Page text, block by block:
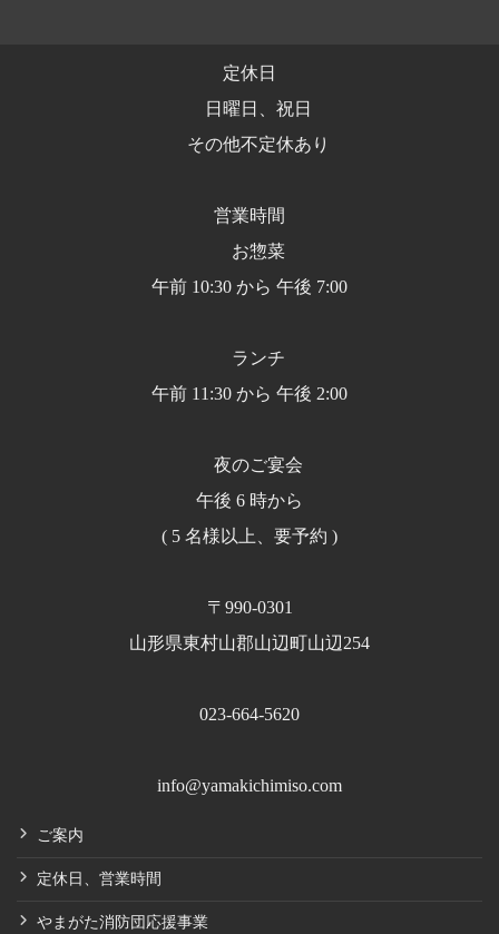
定休日
日曜日、祝日
その他不定休あり
営業時間
お惣菜
午前 10:30 から 午後 7:00
ランチ
午前 11:30 から 午後 2:00
夜のご宴会
午後 6 時から
( 5 名様以上、要予約 )
〒990-0301
山形県東村山郡山辺町山辺254
023-664-5620
info@yamakichimiso.com
ご案内
定休日、営業時間
やまがた消防団応援事業